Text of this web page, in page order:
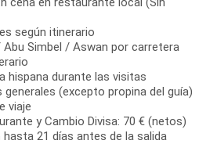
según itinerario
Simbel / Aswan por carretera
hispana durante las visitas
generales (excepto propina del guía)
viaje
y Cambio Divisa: 70 € (netos)
21 días antes de la salida